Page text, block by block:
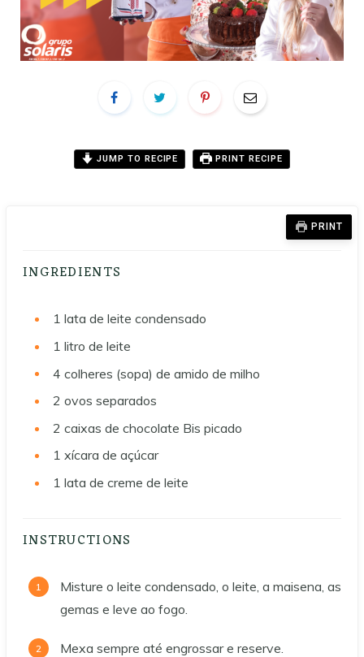
JUMP TO RECIPE PRINT RECIPE
PRINT
INGREDIENTS
1 lata de leite condensado
1 litro de leite
4 colheres (sopa) de amido de milho
2 ovos separados
2 caixas de chocolate Bis picado
1 xícara de açúcar
1 lata de creme de leite
INSTRUCTIONS
Misture o leite condensado, o leite, a maisena, as
gemas e leve ao fogo.
Mexa sempre até engrossar e reserve.